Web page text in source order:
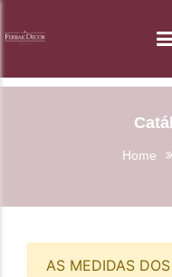
Home
AS MEDIDAS